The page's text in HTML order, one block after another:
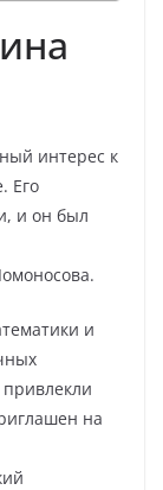
интерес к
Его
и он был
и
на